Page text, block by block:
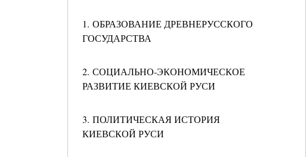
1. ОБРАЗОВАНИЕ ДРЕВНЕРУССКОГО
ГОСУДАРСТВА
2. СОЦИАЛЬНО-ЭКОНОМИЧЕСКОЕ
РАЗВИТИЕ КИЕВСКОЙ РУСИ
3. ПОЛИТИЧЕСКАЯ ИСТОРИЯ
КИЕВСКОЙ РУСИ